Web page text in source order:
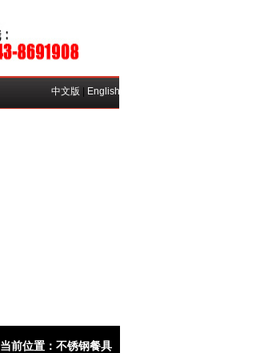
中文版 English
当前位置：不锈钢餐具